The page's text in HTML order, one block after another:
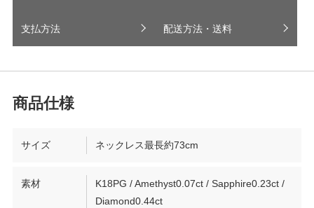
支払方法 配送方法・送料
サイズ ネックレス最長約73cm
素材
K18PG / Amethyst0.07ct / Sapphire0.23ct /
Diamond0.44ct